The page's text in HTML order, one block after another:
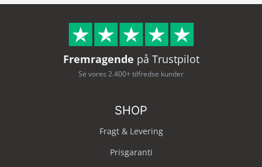
Fremragende på Trustpilot
Se vores 2.400+ tilfredse kunder
SHOP
Fragt & Levering
Prisgaranti